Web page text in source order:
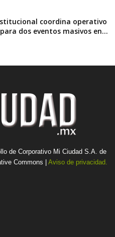
coordina operativo
dos eventos masivos en...
de Corporativo Mi Ciudad S.A. de
Commons | Aviso de privacidad.